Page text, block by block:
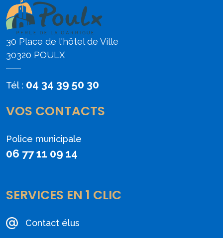
30 Place de l'hôtel de Ville
30320 POULX
Tél : 04 34 39 50 30
VOS CONTACTS
Police municipale
06 77 11 09 14
SERVICES EN 1 CLIC
Contact élus